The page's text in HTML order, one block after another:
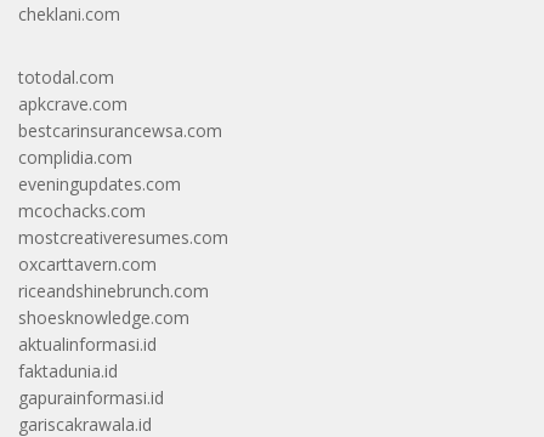
cheklani.com
totodal.com
apkcrave.com
bestcarinsurancewsa.com
complidia.com
eveningupdates.com
mcochacks.com
mostcreativeresumes.com
oxcarttavern.com
riceandshinebrunch.com
shoesknowledge.com
aktualinformasi.id
faktadunia.id
gapurainformasi.id
gariscakrawala.id